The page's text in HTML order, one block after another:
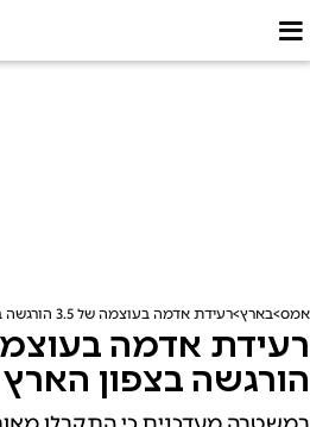
אמס בארץ רעידת אדמה בעוצמה של 3.5 הורגשה בצפון הארץ
הורגשה בצפון הארץ